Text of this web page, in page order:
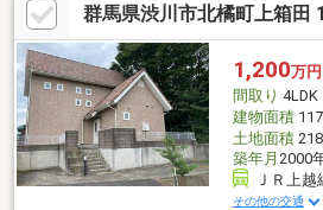
群馬県渋川市北橘町上箱田
1,200万円
間取り 4LDK
建物面積
土地面積
築年月 2000
ＪＲ上
その他の交通